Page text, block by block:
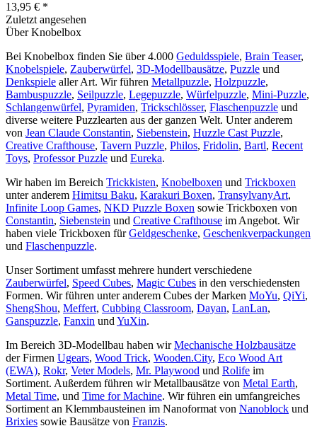
13,95 € *
Zuletzt angesehen
Über Knobelbox
Bei Knobelbox finden Sie über 4.000 Geduldsspiele, Brain Teaser,
Knobelspiele, Zauberwürfel, 3D-Modellbausätze, Puzzle und
Denkspiele aller Art. Wir führen Metallpuzzle, Holzpuzzle,
Bambuspuzzle, Seilpuzzle, Legepuzzle, Würfelpuzzle, Mini-Puzzle,
Schlangenwürfel, Pyramiden, Trickschlösser, Flaschenpuzzle und
diverse weitere Puzzlearten aus der ganzen Welt. Unter anderem
von Jean Claude Constantin, Siebenstein, Huzzle Cast Puzzle,
Creative Crafthouse, Tavern Puzzle, Philos, Fridolin, Bartl, Recent
Toys, Professor Puzzle und Eureka.
Wir haben im Bereich Trickkisten, Knobelboxen und Trickboxen
unter anderem Himitsu Baku, Karakuri Boxen, TransylvanyArt,
Infinite Loop Games, NKD Puzzle Boxen sowie Trickboxen von
Constantin, Siebenstein und Creative Crafthouse im Angebot. Wir
haben viele Trickboxen fürGeldgeschenke, Geschenkverpackungen
und Flaschenpuzzle.
Unser Sortiment umfasst mehrere hundert verschiedene
Zauberwürfel, Speed Cubes, Magic Cubes in den verschiedensten
Formen. Wir führen unter anderem Cubes der Marken MoYu, QiYi,
ShengShou, Meffert, Cubbing Classroom, Dayan, LanLan,
Ganspuzzle, Fanxin und YuXin.
Im Bereich 3D-Modellbau haben wirMechanische Holzbausätze
der Firmen Ugears, Wood Trick, Wooden.City, Eco Wood Art
(EWA), Rokr, Veter Models, Mr. Playwood und Rolife im
Sortiment. Außerdem führen wir Metallbausätze von Metal Earth,
Metal Time, und Time for Machine. Wir führen ein umfangreiches
Sortiment an Klemmbausteinen im Nanoformat von Nanoblock und
Brixies sowie Bausätze von Franzis.